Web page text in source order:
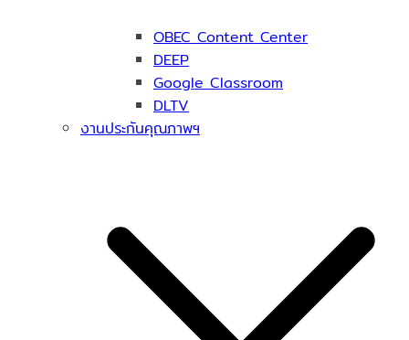
OBEC Content Center
DEEP
Google Classroom
DLTV
งานประกันคุณภาพฯ